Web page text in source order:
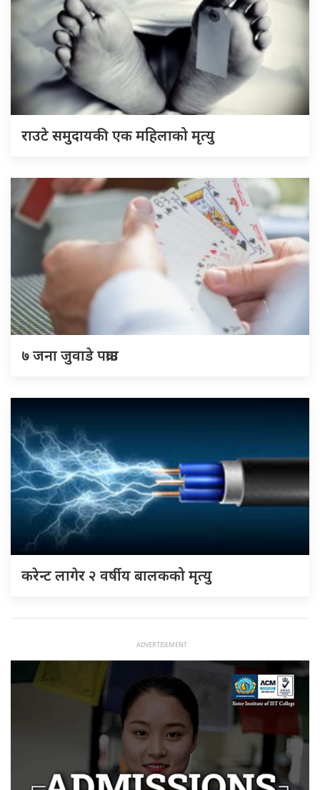
राउटे समुदायकी एक महिलाको मृत्यु
७ जना जुवाडे पक्राउ
करेन्ट लागेर २ वर्षीय बालकको मृत्यु